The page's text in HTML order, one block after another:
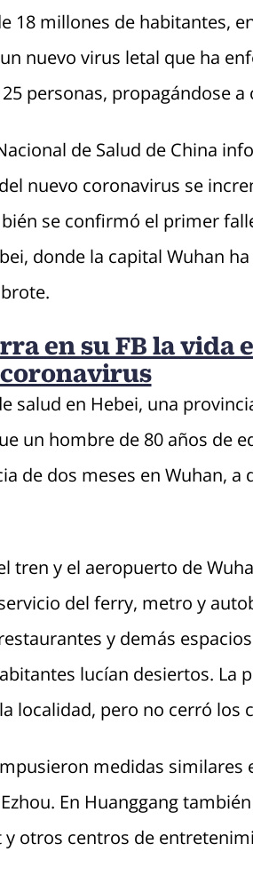
18 millones de habitantes,
nuevo virus letal que ha
personas, propagándose
de Salud de China
nuevo coronavirus se
se confirmó el primer
donde la capital Wuhan
en su FB la vida
salud en Hebei, una
un hombre de 80 años de
de dos meses en Wuhan,
tren y el aeropuerto de
del ferry, metro y
y demás
lucían desiertos. La
localidad, pero no cerró los
medidas similares
En Huanggang
y otros centros de